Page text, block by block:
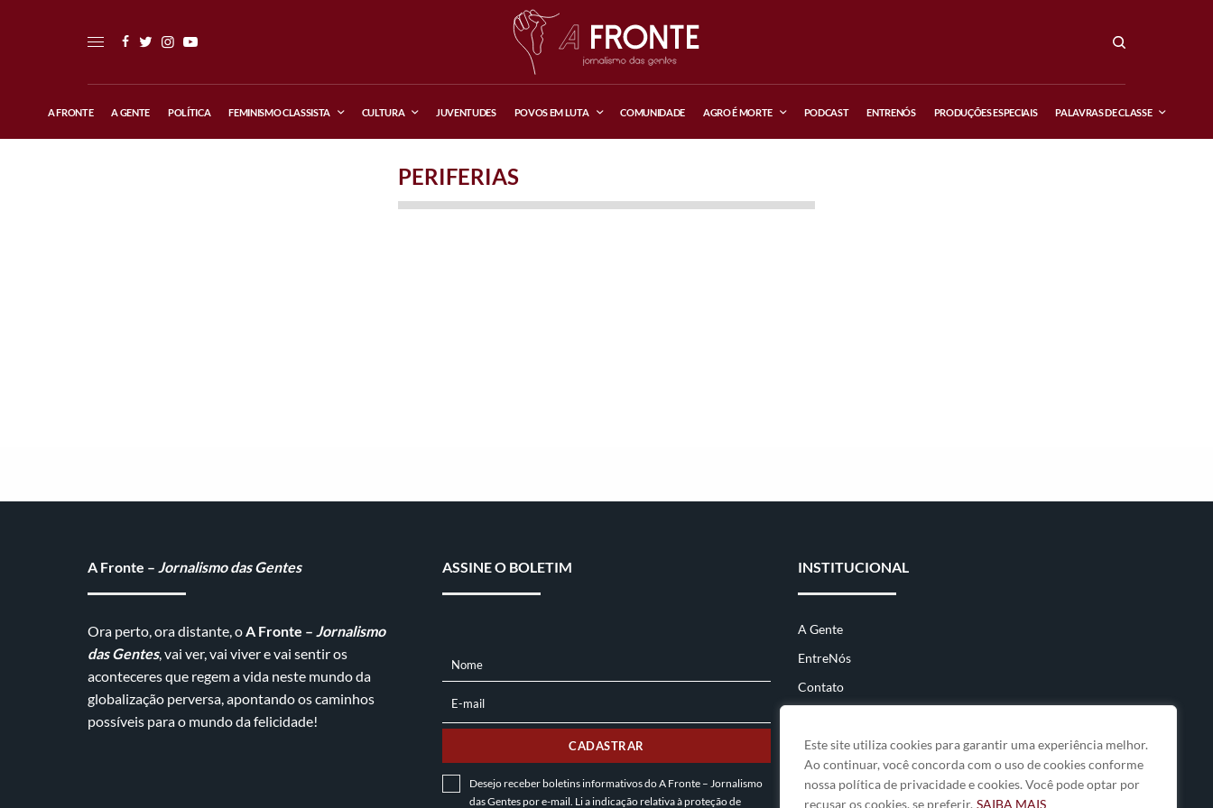
Este site utiliza cookies para garantir uma experiência melhor.
Ao continuar, você concorda com o uso de cookies conforme
nossa política de privacidade e cookies. Você pode optar por
recusar os cookies, se preferir. SAIBA MAIS
A FRONTE A GENTE POLÍTICA FEMINISMO CLASSISTA CULTURA JUVENTUDES POVOS EM LUTA COMUNIDADE AGRO É MORTE PODCAST ENTRENÓS PRODUÇÕES ESPECIAIS PALAVRAS DE CLASSE
PERIFERIAS
A Fronte –Jornalismo das Gentes
Ora perto, ora distante, oA Fronte –Jornalismo
das Gentes, vai ver, vai viver e vai sentir os
aconteceres que regem a vida neste mundo da
globalização perversa, apontando os caminhos
possíveis para o mundo da felicidade!
ASSINE O BOLETIM
NOME
Nome
MAIL
E-mail
CADASTRAR
Desejo receber boletins informativos do A Fronte – Jornalismo
das Gentes por e-mail. Li a indicação relativa àproteção de
INSTITUCIONAL
A Gente
EntreNós
Contato